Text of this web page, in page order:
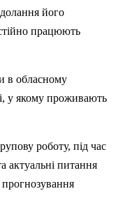
його
працюють
в обласному
у якому проживають
роботу, під час
актуальні питання
прогнозування